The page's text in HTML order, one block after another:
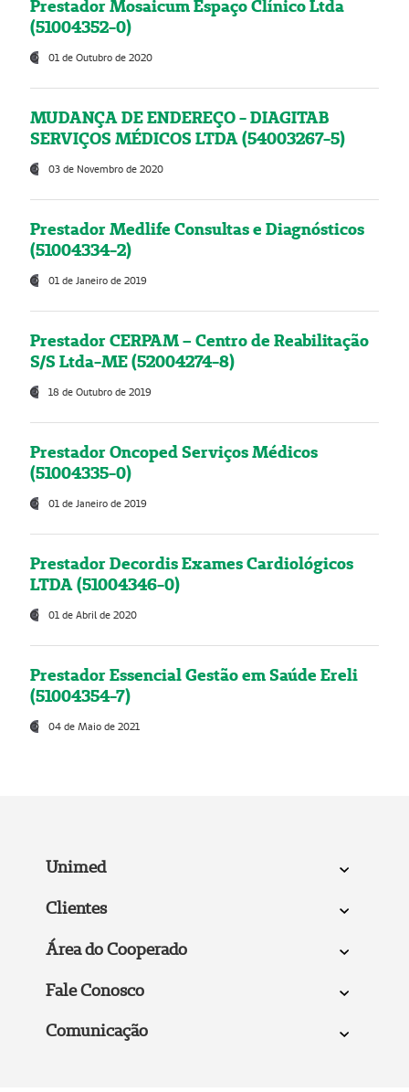
Prestador Mosaicum Espaço Clínico Ltda
(51004352-0)
01 de Outubro de 2020
MUDANÇA DE ENDEREÇO - DIAGITAB
SERVIÇOS MÉDICOS LTDA (54003267-5)
03 de Novembro de 2020
Prestador Medlife Consultas e Diagnósticos
(51004334-2)
01 de Janeiro de 2019
Prestador CERPAM – Centro de Reabilitação
S/S Ltda-ME (52004274-8)
18 de Outubro de 2019
Prestador Oncoped Serviços Médicos
(51004335-0)
01 de Janeiro de 2019
Prestador Decordis Exames Cardiológicos
LTDA (51004346-0)
01 de Abril de 2020
Prestador Essencial Gestão em Saúde Ereli
(51004354-7)
04 de Maio de 2021
Unimed
Clientes
Área do Cooperado
Fale Conosco
Comunicação